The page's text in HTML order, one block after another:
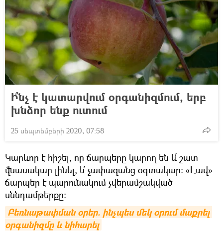
Ի՞նչ է կատարվում օրգանիզմում, երբ
խնձոր ենք ուտում
25 սեպտեմբերի 2020, 07:58
Կարևոր է հիշել, որ ճարպերը կարող են և՛ շատ
վնասակար լինել, և՛ չափազանց օգտակար։ «Լավ»
ճարպեր է պարունակում չվերամշակված
սննդամթերքը։
Բեռնաթափման օրեր. ինչպես մեկ օրում մաքրել
օրգանիզմը և նիհարել